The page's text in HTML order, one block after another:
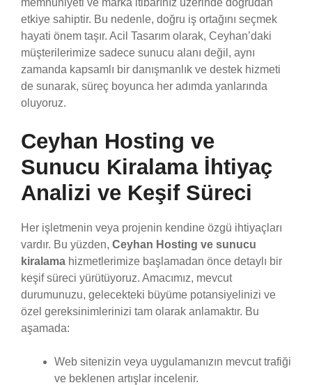
memnuniyeti ve marka itibarınız üzerinde doğrudan
etkiye sahiptir. Bu nedenle, doğru iş ortağını seçmek
hayati önem taşır. Acil Tasarım olarak, Ceyhan’daki
müşterilerimize sadece sunucu alanı değil, aynı
zamanda kapsamlı bir danışmanlık ve destek hizmeti
de sunarak, süreç boyunca her adımda yanlarında
oluyoruz.
Ceyhan Hosting ve
Sunucu Kiralama İhtiyaç
Analizi ve Keşif Süreci
Her işletmenin veya projenin kendine özgü ihtiyaçları
vardır. Bu yüzden, Ceyhan Hosting ve sunucu
kiralama hizmetlerimize başlamadan önce detaylı bir
keşif süreci yürütüyoruz. Amacımız, mevcut
durumunuzu, gelecekteki büyüme potansiyelinizi ve
özel gereksinimlerinizi tam olarak anlamaktır. Bu
aşamada:
Web sitenizin veya uygulamanızın mevcut trafiği
ve beklenen artışlar incelenir.